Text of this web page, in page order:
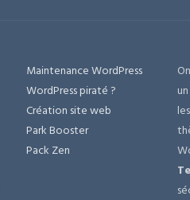
Maintenance WordPress
WordPress piraté ?
Création site web
Park Booster
Pack Zen